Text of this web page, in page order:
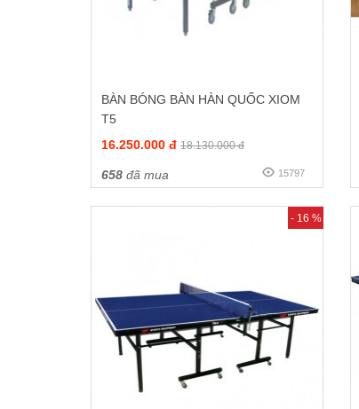
BÀN BÓNG BÀN HÀN QUỐC XIOM
T5
16.250.000 đ 18.130.000 đ
658 đã mua 15797
- 16 %